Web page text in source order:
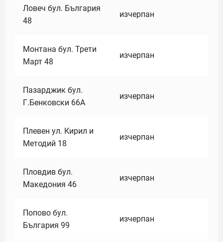
Ловеч бул. България
48
изчерпан
Монтана бул. Трети
Март 48
изчерпан
Пазарджик бул.
Г.Бенковски 66А
изчерпан
Плевен ул. Кирил и
Методий 18
изчерпан
Пловдив бул.
Македония 46
изчерпан
Попово бул.
България 99
изчерпан